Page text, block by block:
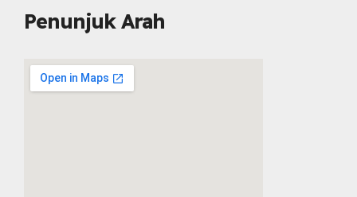
Penunjuk Arah